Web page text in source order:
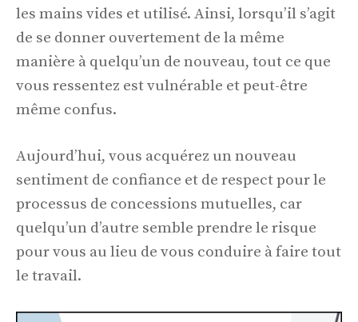
les mains vides et utilisé. Ainsi, lorsqu’il s’agit
de se donner ouvertement de la même
manière à quelqu’un de nouveau, tout ce que
vous ressentez est vulnérable et peut-être
même confus.
Aujourd’hui, vous acquérez un nouveau
sentiment de confiance et de respect pour le
processus de concessions mutuelles, car
quelqu’un d’autre semble prendre le risque
pour vous au lieu de vous conduire à faire tout
le travail.